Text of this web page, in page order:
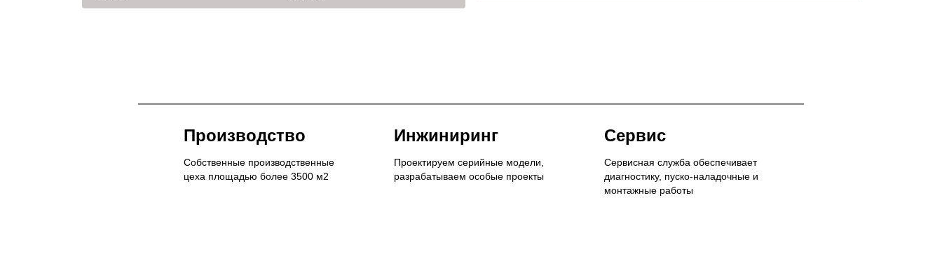
Производство
Собственные производственные
цеха площадью более 3500 м2
Инжиниринг
Проектируем серийные модели,
разрабатываем особые проекты
Сервис
Сервисная служба обеспечивает
диагностику, пуско-наладочные и
монтажные работы